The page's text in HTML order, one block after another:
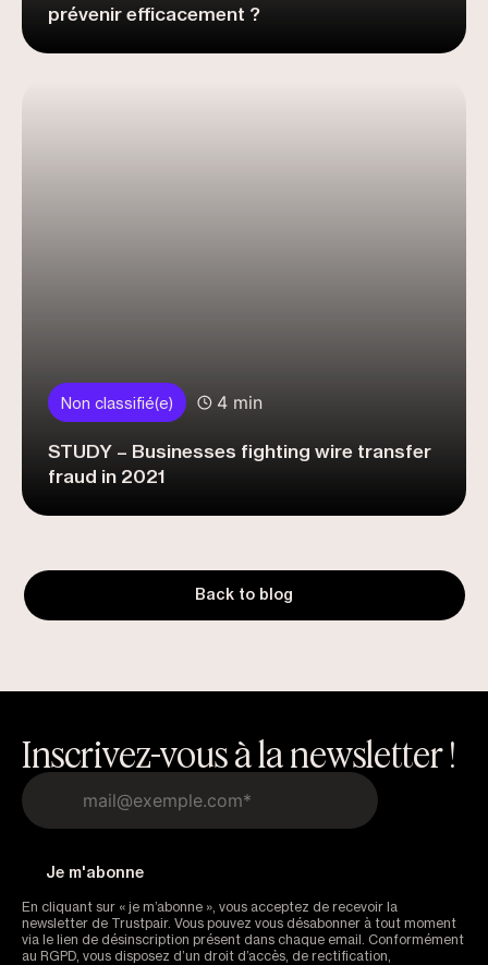
Back to blog
prévenir efficacement ?
Non classifié(e) 4 min
STUDY – Businesses fighting wire transfer
fraud in 2021
Inscrivez-vous à la newsletter !
En cliquant sur « je m’abonne », vous acceptez de recevoir la
newsletter de Trustpair. Vous pouvez vous désabonner à tout moment
via le lien de désinscription présent dans chaque email. Conformément
au RGPD, vous disposez d’un droit d’accès, de rectification,